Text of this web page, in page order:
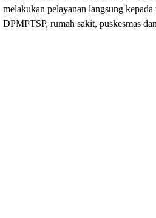
melakukan pelayanan langsung
DPMPTSP, rumah sakit, puskesmas